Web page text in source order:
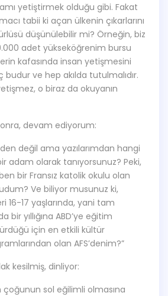
yetiştirmek olduğu gibi. Fakat
tabii ki açan ülkenin çıkarlarını
düşünülebilir mi? Örneğin, biz
adet yükseköğrenim bursu
kafasında insan yetişmesini
budur ve hep akılda tutulmalıdır.
o biraz da okuyanın
devam ediyorum:
değil ama yazılarımdan hangi
adam olarak tanıyorsunuz? Peki,
bir Fransız katolik okulu olan
Ve biliyor musunuz ki,
16-17 yaşlarında, yani tam
bir yıllığına ABD’ye eğitim
için en etkili kültür
olan AFS’denim?”
kesilmiş, dinliyor:
çoğunun sol eğilimli olmasına